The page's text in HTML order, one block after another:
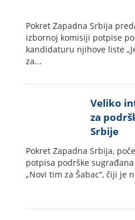
Pokret Zapadna Srbija
izbornoj komisiji potpise
kandidaturu njihove liste
za...
Veliko
za
Srbije
Pokret Zapadna Srbija,
potpisa podrške
„Novi tim za Šabac“, čiji je